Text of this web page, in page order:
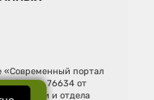
«Современный портал
№ ФС 77 - 76634 от
редакции и отдела